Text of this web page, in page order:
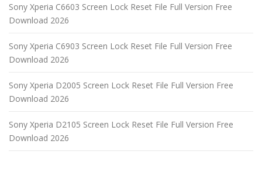
Sony Xperia C6603 Screen Lock Reset File Full Version Free
Download 2026
Sony Xperia C6903 Screen Lock Reset File Full Version Free
Download 2026
Sony Xperia D2005 Screen Lock Reset File Full Version Free
Download 2026
Sony Xperia D2105 Screen Lock Reset File Full Version Free
Download 2026